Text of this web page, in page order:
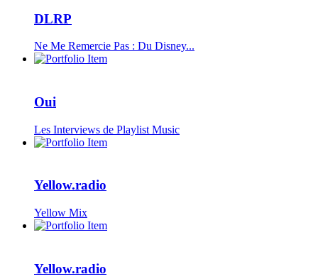
DLRP
Ne Me Remercie Pas : Du Disney...
Oui
Les Interviews de Playlist Music
Yellow.radio
Yellow Mix
Yellow.radio